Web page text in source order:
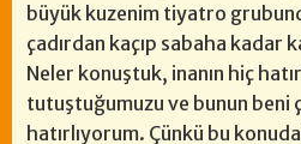
büyük kuzenim tiyatro
çadırdan kaçıp sabaha kadar
Neler konuştuk, inanın hiç
tutuştuğumuzu ve bunun beni
hatırlıyorum. Çünkü bu